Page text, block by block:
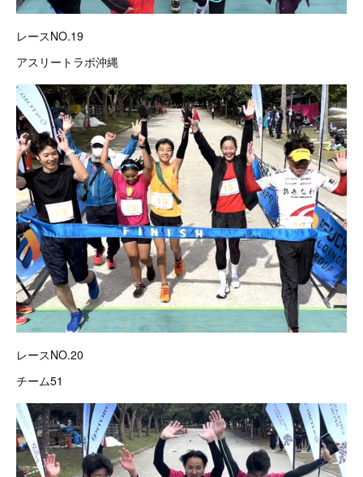
レースNO.19
アスリートラボ沖縄
レースNO.20
チーム51